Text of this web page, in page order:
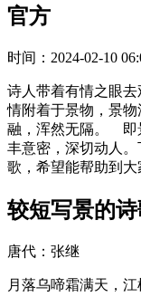
官方
时间： 2024-02-10
诗人带着有情之眼
情附着于景物，景
融，浑然无隔。 即
丰意密，深切动人
歌，希望能帮助到大
较短写景的诗
唐代：张继
月落乌啼霜满天，江